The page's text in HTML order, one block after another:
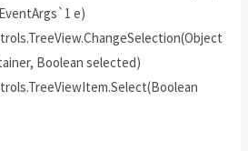
e)
Boolean selected)